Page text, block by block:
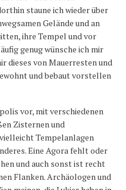
staune ich wieder über
Gelände und an
ihre Tempel und vor
genug wünsche ich mir
dieses von Mauerresten und
und bebaut vorstellen
vor, mit verschiedenen
Zisternen und
Tempelanlagen
Eine Agora fehlt oder
und auch sonst ist recht
Flanken. Archäologen und